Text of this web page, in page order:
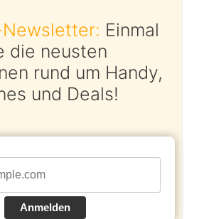
Einmal
die neusten
rund um Handy,
und Deals!
Anmelden